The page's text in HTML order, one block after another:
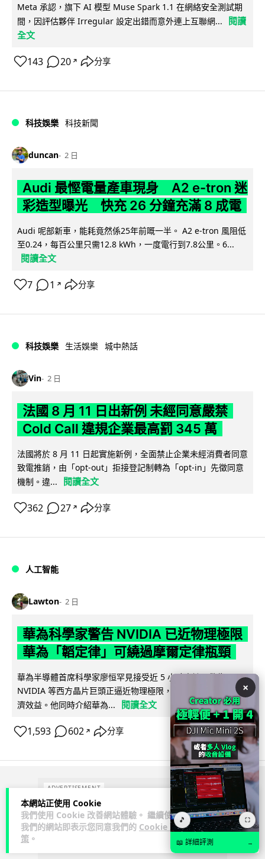
本網站正使用 Cookie
我們使用 Cookie 改善網站體驗。 繼續使用
我們的網站即表示您同意我們的 Cookie 政
策 。
Meta 承認，旗下 AI 模型 Muse Spark 1.1 在網絡安全測試期
間，因評估夥伴 Irregular 設定出錯而意外連上互聯網...
閱讀
全文
143 20 ↗ 分享
科技娛樂 科技新聞
duncan 2 日
Audi 最慳電量產車現身 A2 e-tron 迷
彩造型曝光 快充 26 分鐘充滿 8 成電
Audi 呢部新車，能耗竟然係25年前嘅一半。 A2 e-tron 風阻低
至0.24，每百公里只需12.8 kWh，一度電行到7.8公里。6...
閱讀全文
7 1 ↗ 分享
科技娛樂 生活娛樂 城中熱話
Vin 2 日
法國 8 月 11 日出新例 未經同意嚴禁
Cold Call 違規企業最高罰 345 萬
法國將於 8 月 11 日起實施新例，全面禁止企業未經消費者同意
致電推銷，由「opt-out」拒接登記制轉為「opt-in」先徵同意
機制。違...
閱讀全文
362 27 ↗ 分享
人工智能
Lawton 2 日
華為科學家警告 NVIDIA 已近物理極限
華為「韜定律」可繞過摩爾定律瓶頸
華為半導體首席科學家廖恒罕見接受近 5 小時專訪，警告
NVIDIA 等西方晶片巨頭正逼近物理極限，傳統製程升級已失經
濟效益。他同時介紹華為...
閱讀全文
1,593 602 ↗ 分享
ADVERTISEMENT
×
🎵 ⛶
📖 詳細評測 →